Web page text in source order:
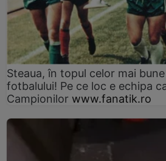
Steaua, în topul celor mai
fotbalului! Pe ce loc e echipa
Campionilor www.fanatik.ro